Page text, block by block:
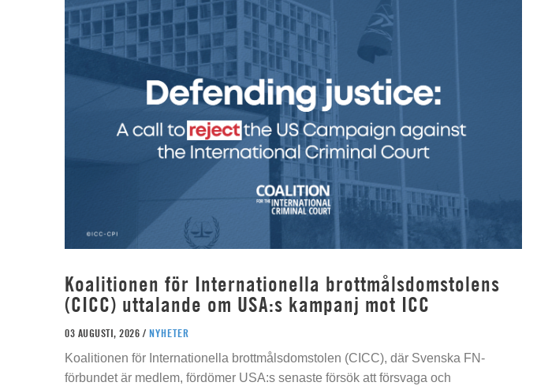
Koalitionen för Internationella brottmålsdomstolens
(CICC) uttalande om USA:s kampanj mot ICC
03 AUGUSTI, 2026 / NYHETER
Koalitionen för Internationella brottmålsdomstolen (CICC), där Svenska FN-
förbundet är medlem, fördömer USA:s senaste försök att försvaga och